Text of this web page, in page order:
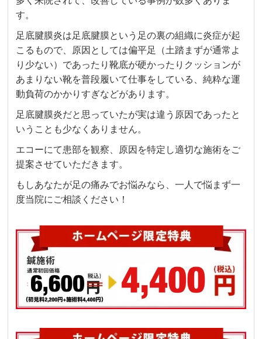
す。
足底腱膜炎は足底腱膜という足の裏の組織に炎症が起
こるもので、原因としては偏平足（土踏まずが通常よ
り少ない）であったり靴底が硬かったりクッションが
あまりない靴を普段履いて仕事をしている、純粋な運
動負荷のかかりすぎなどがあります。
足底腱膜炎だと思っていたが実は違う原因であったと
いうことも少なくありません。
エコーにて患部を観察、原因を特定し適切な施術をご
提案させていただきます。
もしあなたが足の痛みでお悩みなら、一人で悩まず一
度当院にご相談ください！